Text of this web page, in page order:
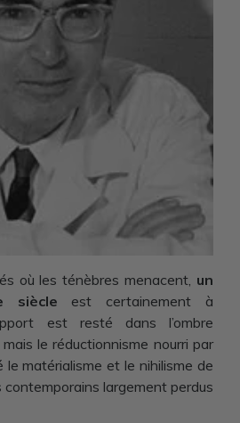
où les ténèbres menacent, un
siècle est certainement à
est resté dans l’ombre
le réductionnisme nourri par
matérialisme et le nihilisme de
contemporains largement perdus